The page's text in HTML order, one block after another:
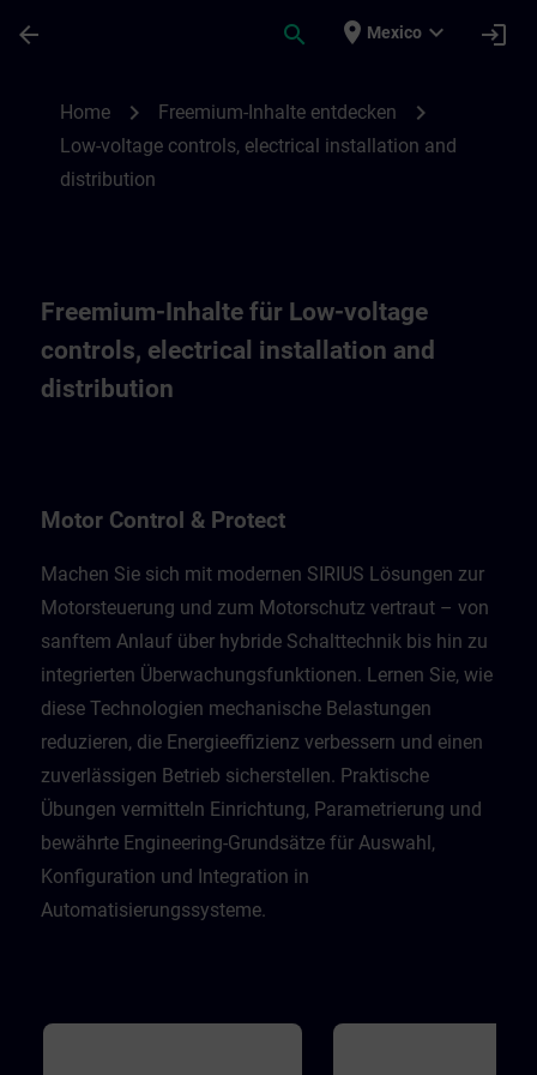
arrow_back search place Mexico expand_more login
Home chevron_right Freemium-Inhalte entdecken chevron_right
Low-voltage controls, electrical installation and
distribution
Freemium-Inhalte für Low-voltage
controls, electrical installation and
distribution
Motor Control & Protect
Machen Sie sich mit modernen SIRIUS Lösungen zur
Motorsteuerung und zum Motorschutz vertraut – von
sanftem Anlauf über hybride Schalttechnik bis hin zu
integrierten Überwachungsfunktionen. Lernen Sie, wie
diese Technologien mechanische Belastungen
reduzieren, die Energieeffizienz verbessern und einen
zuverlässigen Betrieb sicherstellen. Praktische
Übungen vermitteln Einrichtung, Parametrierung und
bewährte Engineering-Grundsätze für Auswahl,
Konfiguration und Integration in
Automatisierungssysteme.